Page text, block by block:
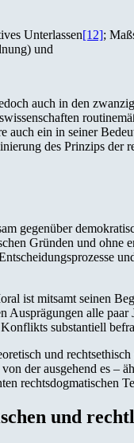
Unterlassen[12];
und
auch in den
ein in seiner
des Prinzips der
gegenüber
Gründen und ohne
ist mitsamt seinen
alle
substantiell
und
der ausgehend es –
rechtsdogmatischen
und